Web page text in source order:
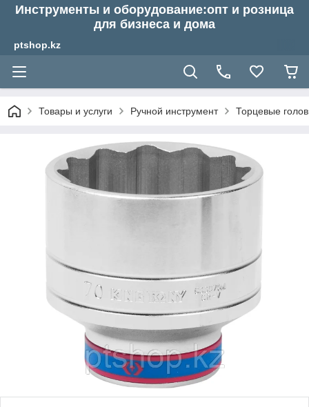
Инструменты и оборудование:опт и розница
для бизнеса и дома
ptshop.kz
Товары и услуги Ручной инструмент Торцевые